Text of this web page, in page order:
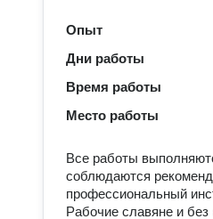
Опыт
Дни работы
Время работы
Место работы
Все работы
соблюдаются
профессиональный
Рабочие славяне и